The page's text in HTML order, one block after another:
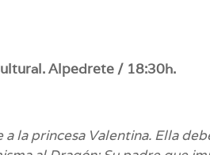
Alpedrete / 18:30h.
la princesa Valentina. Ella